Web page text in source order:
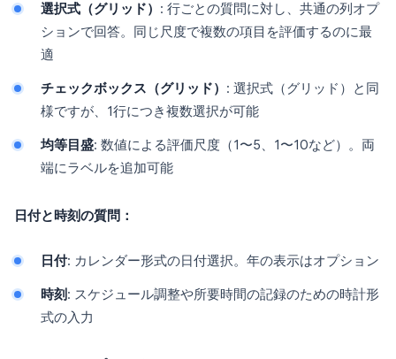
選択式（グリッド） : 行ごとの質問に対し、共通の列オプ
ションで回答。同じ尺度で複数の項目を評価するのに最
適
チェックボックス（グリッド） : 選択式（グリッド）と同
様ですが、1行につき複数選択が可能
均等目盛: 数値による評価尺度（1〜5、1〜10など）。両
端にラベルを追加可能
日付と時刻の質問：
日付: カレンダー形式の日付選択。年の表示はオプション
時刻 : スケジュール調整や所要時間の記録のための時計形
式の入力